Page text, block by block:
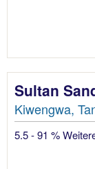
Sultan
Kiwengwa,
5.5 - 91 %